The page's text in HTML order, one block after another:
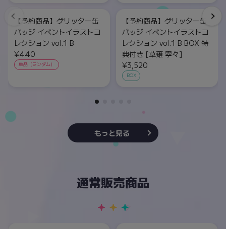
【予約商品】グリッター缶
バッジ イベントイラストコ
レクション vol.1 B
¥440
単品（ランダム）
【予約商品】グリッター缶
バッジ イベントイラストコ
レクション vol.1 B BOX 特
典付き [草薙 寧々]
¥3,520
BOX
もっと見る
通常販売商品